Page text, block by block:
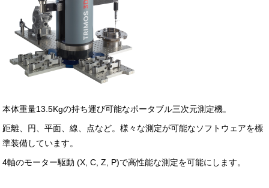
本体重量13.5Kgの持ち運び可能なポータブル三次元測定機。
距離、円、平面、線、点など。様々な測定が可能なソフトウェアを標
準装備しています。
4軸のモーター駆動 (X, C, Z, P)で高性能な測定を可能にします。